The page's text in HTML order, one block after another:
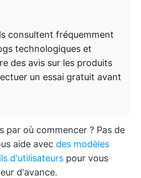
consultent fréquemment
technologiques et
des avis sur les produits
un essai gratuit avant
par où commencer ? Pas de
aide avec des modèles
d'utilisateurs pour vous
d'avance.